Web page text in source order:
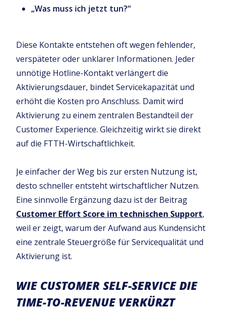
„Was muss ich jetzt tun?“
Diese Kontakte entstehen oft wegen fehlender,
verspäteter oder unklarer Informationen. Jeder
unnötige Hotline-Kontakt verlängert die
Aktivierungsdauer, bindet Servicekapazität und
erhöht die Kosten pro Anschluss. Damit wird
Aktivierung zu einem zentralen Bestandteil der
Customer Experience. Gleichzeitig wirkt sie direkt
auf die FTTH-Wirtschaftlichkeit.
Je einfacher der Weg bis zur ersten Nutzung ist,
desto schneller entsteht wirtschaftlicher Nutzen.
Eine sinnvolle Ergänzung dazu ist der Beitrag
Customer Effort Score im technischen Support,
weil er zeigt, warum der Aufwand aus Kundensicht
eine zentrale Steuergröße für Servicequalität und
Aktivierung ist.
WIE CUSTOMER SELF-SERVICE DIE
TIME-TO-REVENUE VERKÜRZT